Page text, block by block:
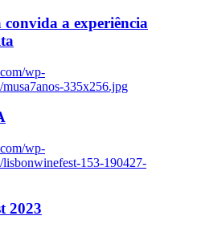
a experiência
wp-
335x256.jpg
wp-
153-190427-
2023